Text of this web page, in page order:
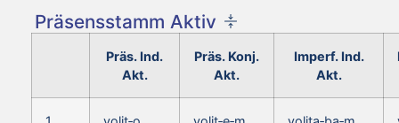
Präsensstamm Aktiv
Präs. Ind.
Akt.
Präs. Konj.
Akt.
Imperf. Ind.
Akt.